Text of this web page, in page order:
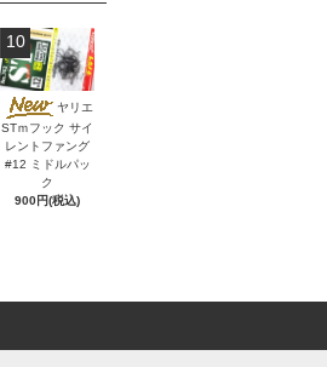
10
ヤリエ
STｍフック サイ
レントファング
#12 ミドルパッ
ク
900円(税込)